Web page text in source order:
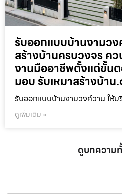
รับออกแบบบ้านงามวง
สร้างบ้านครบวงจร ค
งานมืออาชีพตั้งแต่ขั้น
มอบ รับเหมาสร้างบ้าน
รับออกแบบบ้านงามวงศ์วาน ให้บ
ดูเพิ่มเติม »
ดูบทความ